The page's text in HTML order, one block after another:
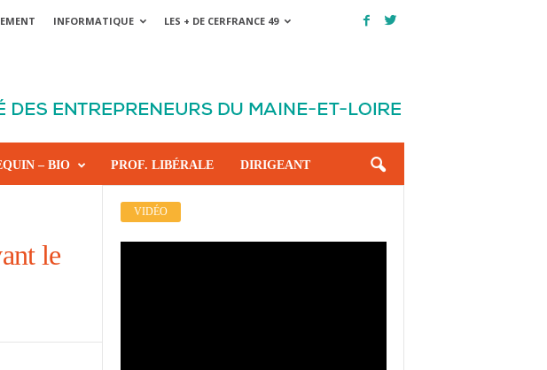
INFORMATIQUE LES + DE CERFRANCE 49
– BIO PROF. LIBÉRALE DIRIGEANT
le
VIDÉO